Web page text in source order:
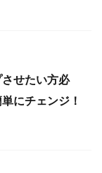
させたい方必
にチェンジ！